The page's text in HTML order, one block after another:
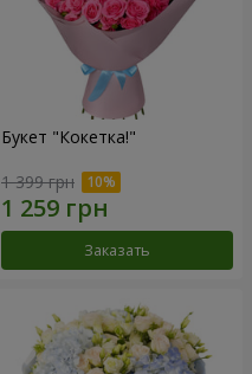
Букет "Кокетка!"
1 399 грн
Заказать